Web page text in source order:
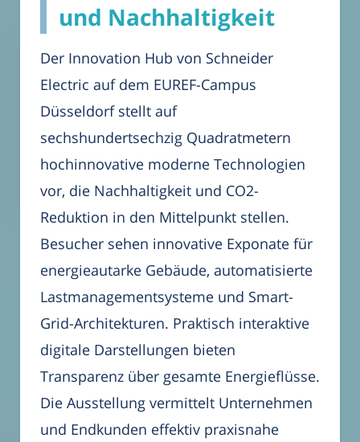
und Nachhaltigkeit
Der Innovation Hub von Schneider
Electric auf dem EUREF-Campus
Düsseldorf stellt auf
sechshundertsechzig Quadratmetern
hochinnovative moderne Technologien
vor, die Nachhaltigkeit und CO2-
Reduktion in den Mittelpunkt stellen.
Besucher sehen innovative Exponate für
energieautarke Gebäude, automatisierte
Lastmanagementsysteme und Smart-
Grid-Architekturen. Praktisch interaktive
digitale Darstellungen bieten
Transparenz über gesamte Energieflüsse.
Die Ausstellung vermittelt Unternehmen
und Endkunden effektiv praxisnahe